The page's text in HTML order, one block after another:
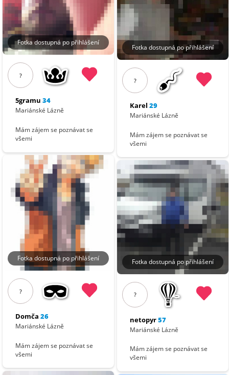
Fotka dostupná po přihlášení
?
5gramu 34
Mariánské Lázně
Mám zájem se poznávat se
všemi
Fotka dostupná po přihlášení
?
Domča 26
Mariánské Lázně
Mám zájem se poznávat se
všemi
Fotka dostupná po přihlášení
?
Karel 29
Mariánské Lázně
Mám zájem se poznávat se
všemi
Fotka dostupná po přihlášení
?
netopyr57
Mariánské Lázně
Mám zájem se poznávat se
všemi